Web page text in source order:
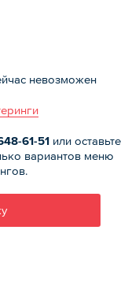
невозможен
61-51или оставьте
вариантов меню